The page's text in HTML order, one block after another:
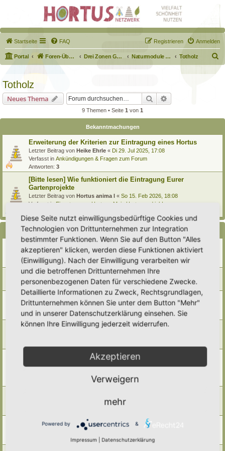
Startseite FAQ Anmelden
Registrieren
Portal Foren-Übersicht Drei Zonen Garten Naturmodule & kleine Biotope Totholz
u
Totholz
Neues Thema Suche
9 Themen • Seite 1 von 1
Bekanntmachungen
Erweiterung der Kriterien zur Eintragung eines Hortus
Letzter Beitrag von Heike Ehrle « Di 29. Jul 2025, 17:08
Verfasst in Ankündigungen & Fragen zum Forum
Antworten: 3
[Bitte lesen] Wie funktioniert die Eintragung Eurer
Gartenprojekte
Letzter Beitrag von Hortus anima l « So 15. Feb 2026, 18:08
Verfasst in Eingetragener Hortus - Mein Hortus und ich!
Themen
Weißfäule und Holzarten
Letzter Beitrag vonSomnia«Do 1. Jan 2026, 10:57
Antworten:5
Wer nutzt welches Totholz?
Letzter Beitrag vonSomnia«Do 1. Jan 2026, 10:56
Totholzimpressionen
Letzter Beitrag von Morgi«Di 16. Sep 2025, 16:20
Antworten:7
Totholz und alte Bäume - ein vielfältiger Lebensraum
Was tue ich mit den Ästen von Thuja, Fichte/Tanne und
«Fr 23. Mai 2025, 09:47
Ein kleines Modul
Alma
Diese Seite nutzt einwilligungsbedürftige Cookies und
Technologien von Drittunternehmen zur Integration
bestimmter Funktionen. Wenn Sie auf den Button "Alles
akzeptieren" klicken, werden diese Funktionen aktiviert
(Einwilligung). Nach der Einwilligung verarbeiten wir
und die betroffenen Drittunternehmen Ihre
personenbezogenen Daten für verschiedene Zwecke.
Detaillierte Informationen zu Zweck, Rechtsgrundlagen,
Drittunternehmen können Sie unter dem Button "Mehr"
und in unserer Datenschutzerklärung einsehen. Sie
können Ihre Einwilligung jederzeit widerrufen.
Akzeptieren
Verweigern
mehr
Powered by &
Impressum Datenschutzerklärung